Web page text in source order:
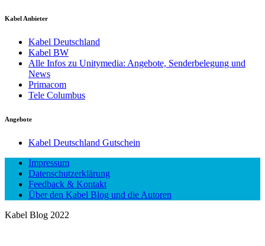
Kabel Anbieter
Kabel Deutschland
Kabel BW
Alle Infos zu Unitymedia: Angebote, Senderbelegung und
News
Primacom
Tele Columbus
Angebote
Kabel Deutschland Gutschein
Impressum
Datenschutzerklärung
Feedback & Kontakt
Über den Kabel Blog und die Autoren
Kabel Blog 2022